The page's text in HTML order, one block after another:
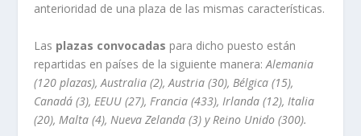
anterioridad de una plaza de las mismas características.
Las plazas convocadas para dicho puesto están
repartidas en países de la siguiente manera:Alemania
(120 plazas), Australia (2), Austria (30), Bélgica (15),
Canadá (3), EEUU (27), Francia (433), Irlanda (12), Italia
(20), Malta (4), Nueva Zelanda (3) y Reino Unido (300).